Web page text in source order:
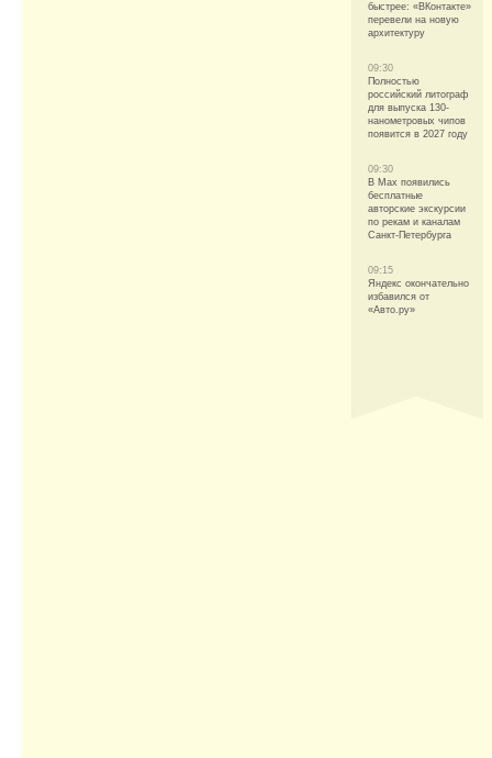
быстрее: «ВКонтакте»
перевели на новую
архитектуру
09:30
Полностью
российский литограф
для выпуска 130-
нанометровых чипов
появится в 2027 году
09:30
В Max появились
бесплатные
авторские экскурсии
по рекам и каналам
Санкт-Петербурга
09:15
Яндекс окончательно
избавился от
«Авто.ру»